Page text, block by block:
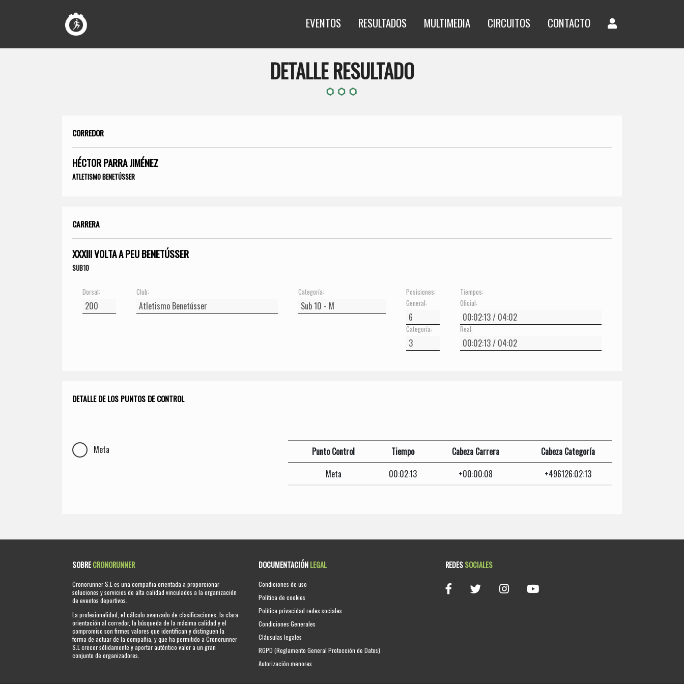
EVENTOS RESULTADOS MULTIMEDIA CIRCUITOS CONTACTO
DETALLE RESULTADO
CORREDOR
HÉCTOR PARRA JIMÉNEZ
ATLETISMO BENETÚSSER
CARRERA
XXXIII VOLTA A PEU BENETÚSSER
SUB10
Dorsal: Club: Categoría:
Posiciones:
General:
Categoría:
Tiempos:
Oficial:
Real:
DETALLE DE LOS PUNTOS DE CONTROL
Meta Punto Control Tiempo Cabeza Carrera
Cabeza Categoría
Meta
00:02:13 +00:00:08 +496126:02:13
SOBRECRONORUNNER
Cronorunner S.L es una compañia orientada a proporcionar
soluciones y servicios de alta calidad vinculados a la organización
de eventos deportivos.
La profesionalidad, el cálculo avanzado de clasificaciones, la clara
orientación al corredor, la búsqueda de la máxima calidad y el
compromiso son firmes valores que identifican y distinguen la
forma de actuar de la compañia, y que ha permitido a Cronorunner
S.L crecer sólidamente y aportar auténtico valor a un gran
conjunto de organizadores.
DOCUMENTACIÓNLEGAL
Condiciones de uso
Política de cookies
Política privacidad redes sociales
Condiciones Generales
Cláusulas legales
RGPD (Reglamento General Protección de Datos)
Autorización menores
REDESSOCIALES